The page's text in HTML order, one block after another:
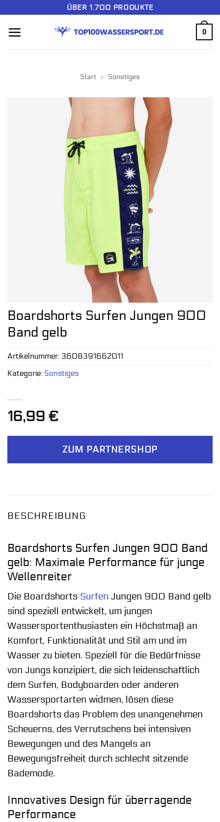
springen
ÜBER 1.700 PRODUKTE
0
Start » Sonstiges
Boardshorts Surfen Jungen 900
Band gelb
16,99 €
ZUM PARTNERSHOP
Artikelnummer: 3608391662011
Kategorie: Sonstiges
BESCHREIBUNG
Boardshorts Surfen Jungen 900 Band
gelb: Maximale Performance für junge
Wellenreiter
Die Boardshorts Surfen Jungen 900 Band gelb
sind speziell entwickelt, um jungen
Wassersportenthusiasten ein Höchstmaß an
Komfort, Funktionalität und Stil am und im
Wasser zu bieten. Speziell für die Bedürfnisse
von Jungs konzipiert, die sich leidenschaftlich
dem Surfen, Bodyboarden oder anderen
Wassersportarten widmen, lösen diese
Boardshorts das Problem des unangenehmen
Scheuerns, des Verrutschens bei intensiven
Bewegungen und des Mangels an
Bewegungsfreiheit durch schlecht sitzende
Bademode.
Innovatives Design für überragende
Performance